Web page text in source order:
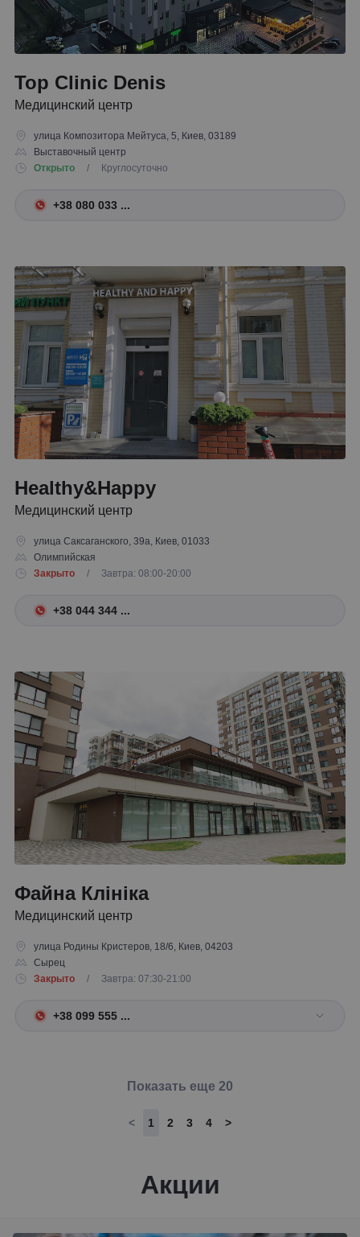
Top Clinic Denis
Медицинский центр
улица Композитора Мейтуса, 5, Киев, 03189
Выставочный центр
Открыто
/ Круглосуточно
+38 080 033 ...
Healthy&Happy
Медицинский центр
улица Саксаганского, 39а, Киев, 01033
Олимпийская
Закрыто
/ Завтра: 08:00-20:00
+38 044 344 ...
Файна Клініка
Медицинский центр
улица Родины Кристеров, 18/6, Киев, 04203
Сырец
Закрыто
/ Завтра: 07:30-21:00
+38 099 555 ...
Показать еще 20
< 1 2 3 4 >
Акции